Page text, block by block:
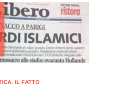
, IL FATTO